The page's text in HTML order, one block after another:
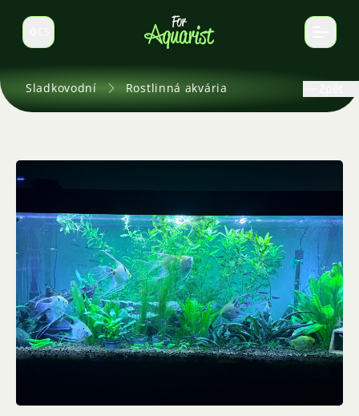
Select language
Sladkovodní Rostlinná akvária